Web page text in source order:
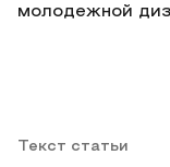
молодежной
Текст статьи